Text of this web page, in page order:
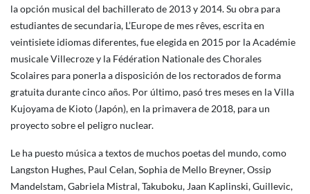
la opción musical del bachillerato de 2013 y 2014. Su obra para
estudiantes de secundaria, L’Europe de mes rêves, escrita en
veintisiete idiomas diferentes, fue elegida en 2015 por la Académie
musicale Villecroze y la Fédération Nationale des Chorales
Scolaires para ponerla a disposición de los rectorados de forma
gratuita durante cinco años. Por último, pasó tres meses en la Villa
Kujoyama de Kioto (Japón), en la primavera de 2018, para un
proyecto sobre el peligro nuclear.
Le ha puesto música a textos de muchos poetas del mundo, como
Langston Hughes, Paul Celan, Sophia de Mello Breyner, Ossip
Mandelstam, Gabriela Mistral, Takuboku, Jaan Kaplinski, Guillevic,